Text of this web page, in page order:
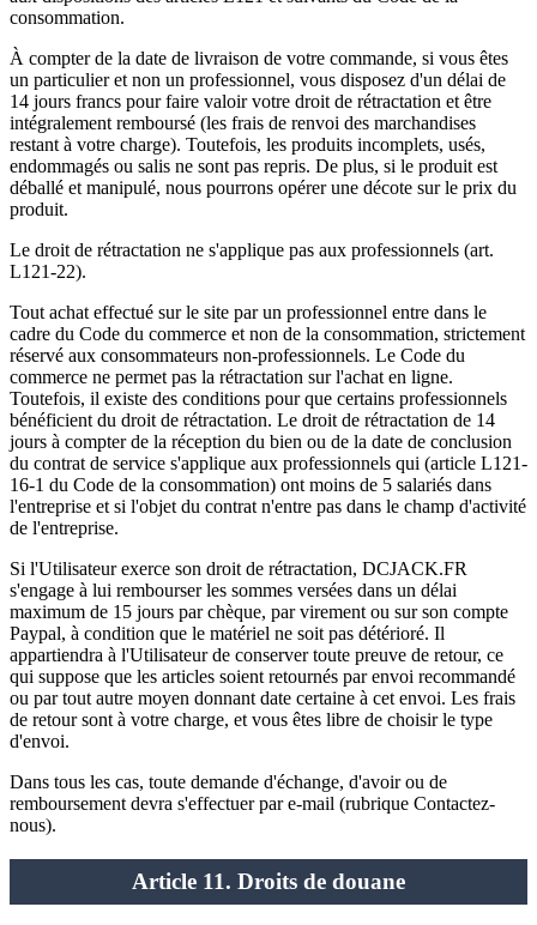
consommation.
À compter de la date de livraison de votre commande, si vous êtes
un particulier et non un professionnel, vous disposez d'un délai de
14 jours francs pour faire valoir votre droit de rétractation et être
intégralement remboursé (les frais de renvoi des marchandises
restant à votre charge). Toutefois, les produits incomplets, usés,
endommagés ou salis ne sont pas repris. De plus, si le produit est
déballé et manipulé, nous pourrons opérer une décote sur le prix du
produit.
Le droit de rétractation ne s'applique pas aux professionnels (art.
L121-22).
Tout achat effectué sur le site par un professionnel entre dans le
cadre du Code du commerce et non de la consommation, strictement
réservé aux consommateurs non-professionnels. Le Code du
commerce ne permet pas la rétractation sur l'achat en ligne.
Toutefois, il existe des conditions pour que certains professionnels
bénéficient du droit de rétractation. Le droit de rétractation de 14
jours à compter de la réception du bien ou de la date de conclusion
du contrat de service s'applique aux professionnels qui (article L121-
16-1 du Code de la consommation) ont moins de 5 salariés dans
l'entreprise et si l'objet du contrat n'entre pas dans le champ d'activité
de l'entreprise.
Si l'Utilisateur exerce son droit de rétractation, DCJACK.FR
s'engage à lui rembourser les sommes versées dans un délai
maximum de 15 jours par chèque, par virement ou sur son compte
Paypal, à condition que le matériel ne soit pas détérioré. Il
appartiendra à l'Utilisateur de conserver toute preuve de retour, ce
qui suppose que les articles soient retournés par envoi recommandé
ou par tout autre moyen donnant date certaine à cet envoi. Les frais
de retour sont à votre charge, et vous êtes libre de choisir le type
d'envoi.
Dans tous les cas, toute demande d'échange, d'avoir ou de
remboursement devra s'effectuer par e-mail (rubrique Contactez-
nous).
Article 11. Droits de douane